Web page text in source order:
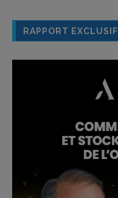
RAPPORT EXCLUSIF